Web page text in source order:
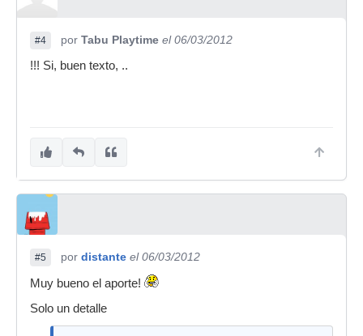
#4 por Tabu Playtime el 06/03/2012
!!! Si, buen texto, ..
#5 por distante el 06/03/2012
Muy bueno el aporte!
Solo un detalle